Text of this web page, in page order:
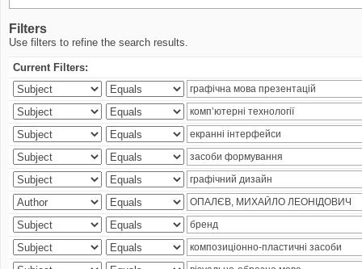
Filters
Use filters to refine the search results.
Current Filters: